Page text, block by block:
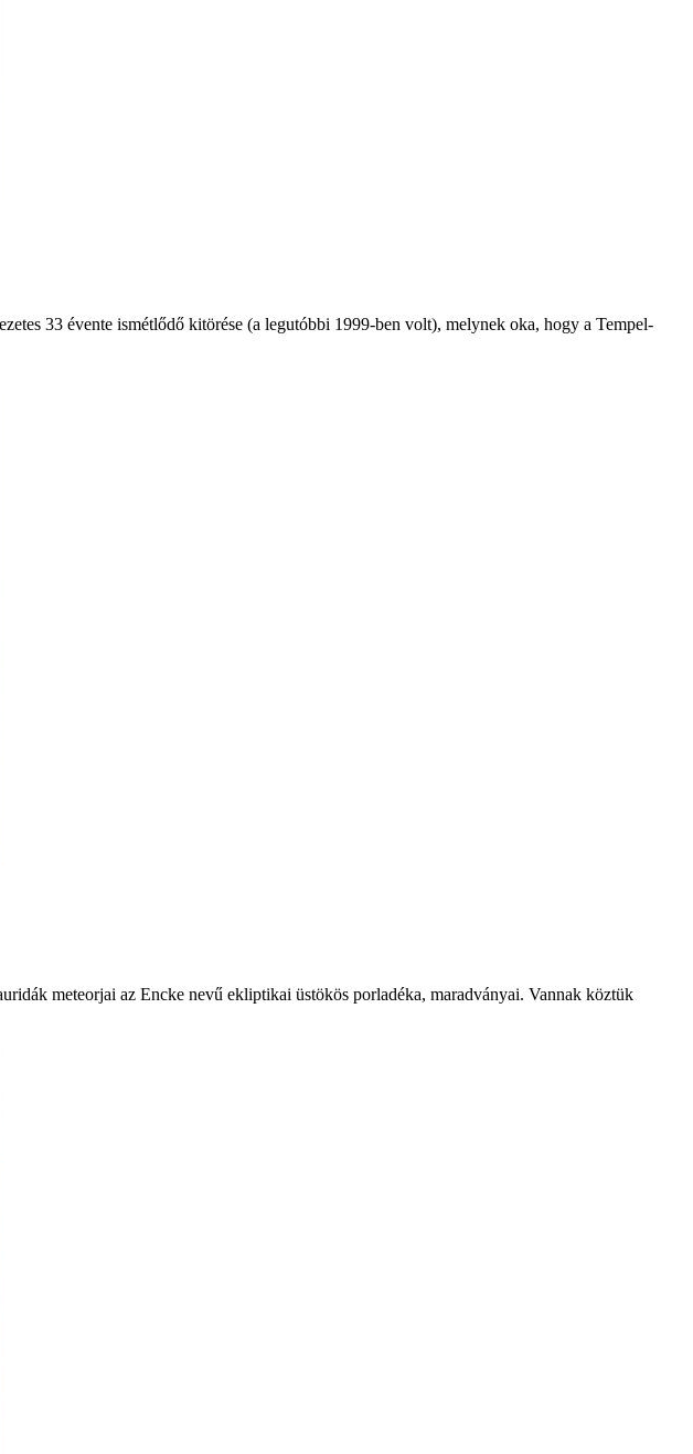
33 évente ismétlődő kitörése (a legutóbbi 1999-ben volt), melynek oka, hogy a Tempel-
meteorjai az Encke nevű ekliptikai üstökös porladéka, maradványai. Vannak köztük